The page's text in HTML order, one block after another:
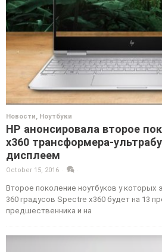
Новости, Ноутбуки
HP анонсировала второе
x360 трансформера-
дисплеем
October 15, 2016
Второе поколение ноутбуков у которых
360 градусов Spectre x360 будет на 13
предшественника и на